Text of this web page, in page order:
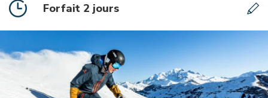
Forfait 2 jours